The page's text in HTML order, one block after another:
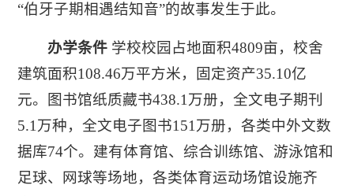
“伯牙子期相遇结知音”的故事发生于此。
办学条件 学校校园占地面积4809亩，校舍
建筑面积108.46万平方米，固定资产35.10亿
元。图书馆纸质藏书438.1万册，全文电子期刊
5.1万种，全文电子图书151万册，各类中外文数
据库74个。建有体育馆、综合训练馆、游泳馆和
足球、网球等场地，各类体育运动场馆设施齐